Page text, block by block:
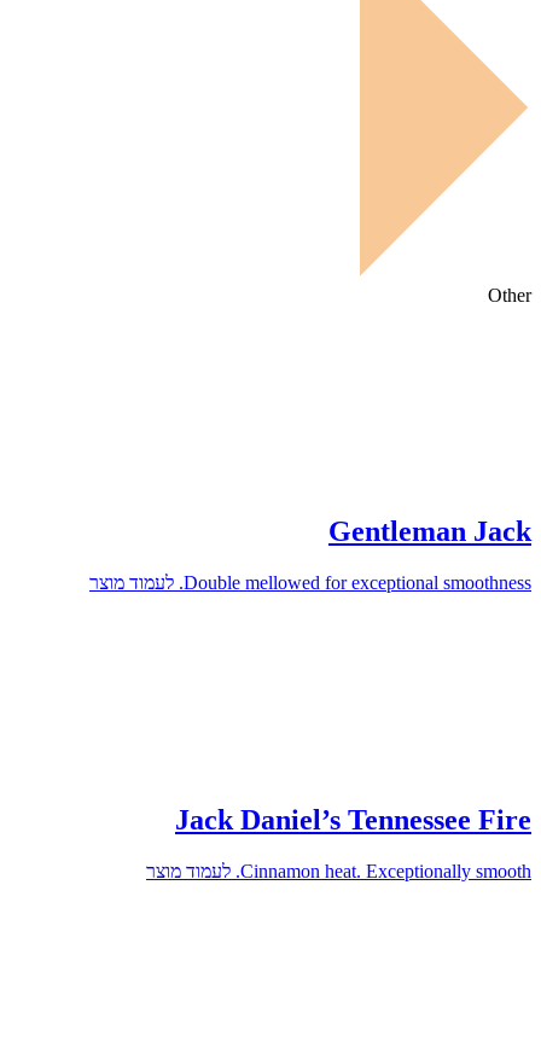
Other
Gentleman Jack
Double mellowed for exceptional smoothness. לעמוד מוצר
Jack Daniel’s Tennessee Fire
Cinnamon heat. Exceptionally smooth. לעמוד מוצר